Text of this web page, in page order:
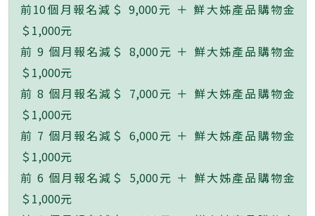
前10個月報名減＄ 9,000元 ＋ 鮮大姊產品購物金
＄1,000元
前 9 個月報名減＄ 8,000元 ＋ 鮮大姊產品購物金
＄1,000元
前 8 個月報名減＄ 7,000元 ＋ 鮮大姊產品購物金
＄1,000元
前 7 個月報名減＄ 6,000元 ＋ 鮮大姊產品購物金
＄1,000元
前 6 個月報名減＄ 5,000元 ＋ 鮮大姊產品購物金
＄1,000元